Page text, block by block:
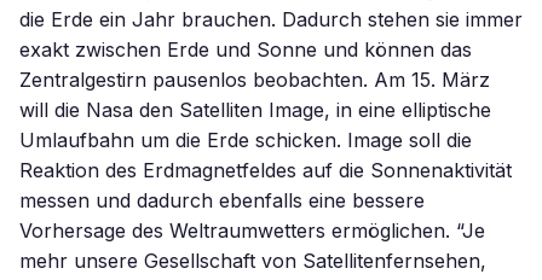
die Erde ein Jahr brauchen. Dadurch stehen sie immer
exakt zwischen Erde und Sonne und können das
Zentralgestirn pausenlos beobachten. Am 15. März
will die Nasa den Satelliten Image, in eine elliptische
Umlaufbahn um die Erde schicken. Image soll die
Reaktion des Erdmagnetfeldes auf die Sonnenaktivität
messen und dadurch ebenfalls eine bessere
Vorhersage des Weltraumwetters ermöglichen. “Je
mehr unsere Gesellschaft von Satellitenfernsehen,